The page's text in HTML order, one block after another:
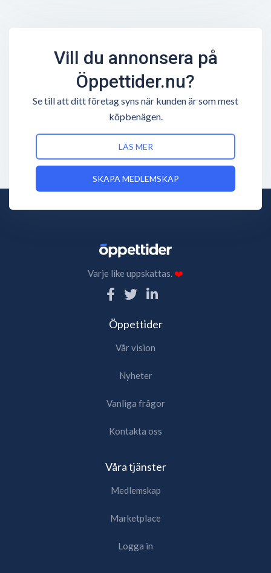
Vill du annonsera på
Öppettider.nu?
Se till att ditt företag syns när kunden är som mest
köpbenägen.
LÄS MER
SKAPA MEDLEMSKAP
Varje like uppskattas.❤️
Öppettider
Vår vision
Nyheter
Vanliga frågor
Kontakta oss
Våra tjänster
Medlemskap
Marketplace
Logga in